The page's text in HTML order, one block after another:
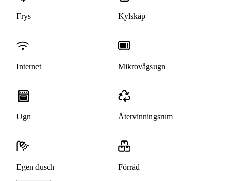
Frys Kylskåp
Internet Mikrovågsugn
Ugn Återvinningsrum
Egen dusch Förråd